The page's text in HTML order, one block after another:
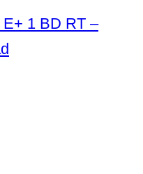
1 BD RT –